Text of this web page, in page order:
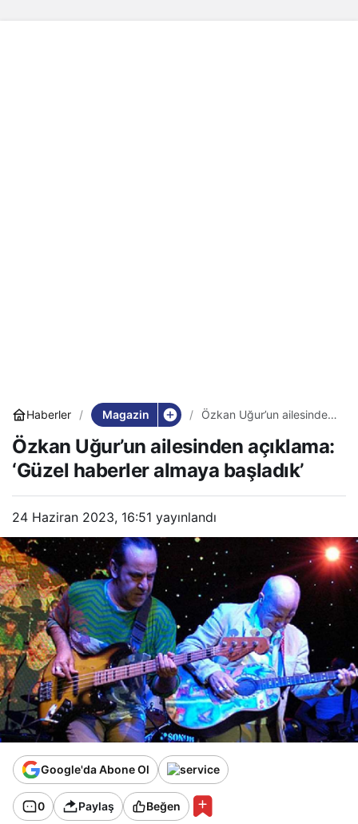
Haberler Magazin
Özkan Uğur’un ailesinden
almaya başladık’
Özkan Uğur’un ailesinden açıklama:
‘Güzel haberler almaya başladık’
24 Haziran 2023, 16:51 yayınlandı
Google'da Abone Ol
0 Paylaş Beğen